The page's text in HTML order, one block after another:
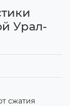
Урал-
сжатия